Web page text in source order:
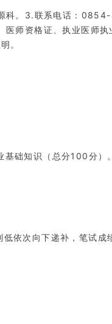
科。3.联系电话：
师资格证、执业医师执
。
基础知识（总分100分
依次向下递补，笔试